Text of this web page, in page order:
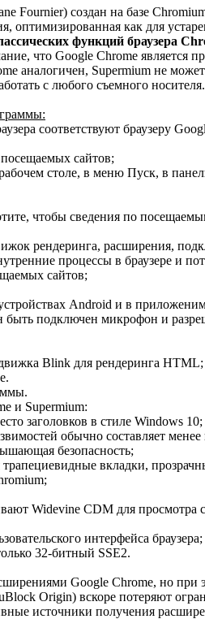
Fournier) создан на базе
оптимизированная как для
функций браузера
что Google Chrome является
аналогичен, Supermium не
с любого съемного носителя.
соответствуют браузеру
сайтов;
столе, в меню Пуск, в
чтобы сведения по
рендеринга, расширения,
процессы в браузере и
сайтов;
Android и в
быть подключен микрофон и
Blink для рендеринга HTML;
и Supermium:
заголовков в стиле Windows 10;
обычно составляет
безопасность;
вкладки,
Widevine CDM для просмотра
интерфейса браузера;
32-битный SSE2.
Google Chrome, но
Origin) вскоре потеряют
источники получения